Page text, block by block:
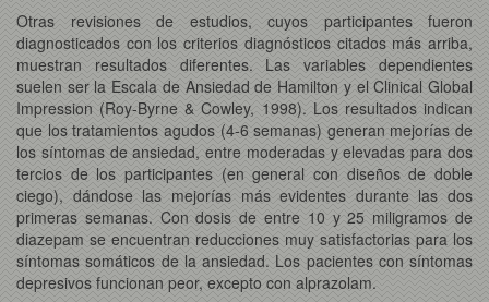
Otras revisiones de estudios, cuyos participantes fueron
diagnosticados con los criterios diagnósticos citados más arriba,
muestran resultados diferentes. Las variables dependientes
suelen ser la Escala de Ansiedad de Hamilton y el Clinical Global
Impression (Roy-Byrne & Cowley, 1998). Los resultados indican
que los tratamientos agudos (4-6 semanas) generan mejorías de
los síntomas de ansiedad, entre moderadas y elevadas para dos
tercios de los participantes (en general con diseños de doble
ciego), dándose las mejorías más evidentes durante las dos
primeras semanas. Con dosis de entre 10 y 25 miligramos de
diazepam se encuentran reducciones muy satisfactorias para los
síntomas somáticos de la ansiedad. Los pacientes con síntomas
depresivos funcionan peor, excepto con alprazolam.